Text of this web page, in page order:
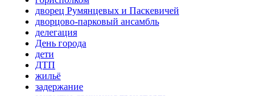
дворец Румянцевых и Паскевичей
дворцово-парковый ансамбль
делегация
День города
дети
ДТП
жильё
задержание